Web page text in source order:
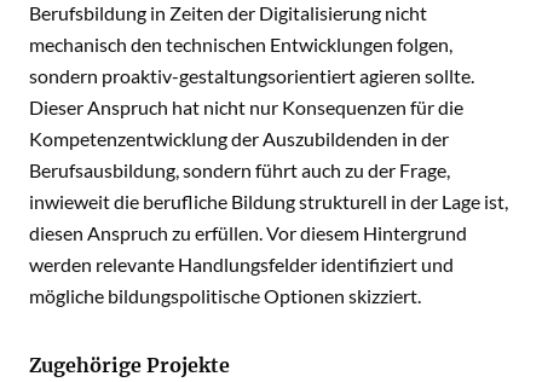
Berufsbildung in Zeiten der Digitalisierung nicht
mechanisch den technischen Entwicklungen folgen,
sondern proaktiv-gestaltungsorientiert agieren sollte.
Dieser Anspruch hat nicht nur Konsequenzen für die
Kompetenzentwicklung der Auszubildenden in der
Berufsausbildung, sondern führt auch zu der Frage,
inwieweit die berufliche Bildung strukturell in der Lage ist,
diesen Anspruch zu erfüllen. Vor diesem Hintergrund
werden relevante Handlungsfelder identifiziert und
mögliche bildungspolitische Optionen skizziert.
Zugehörige Projekte